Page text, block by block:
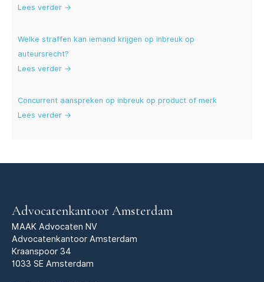
Lees verder →
Welke straffen kan iemand krijgen op inbreuk op
auteursrecht?
Lees verder →
Concurrent aanspreken op inbreuk op product of merk
Lees verder →
Advocatenkantoor Amsterdam
MAAK Advocaten NV
Advocatenkantoor Amsterdam
Kraanspoor 34
1033 SE Amsterdam